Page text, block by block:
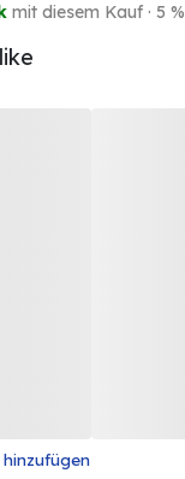
mit diesem Kauf · 5 %